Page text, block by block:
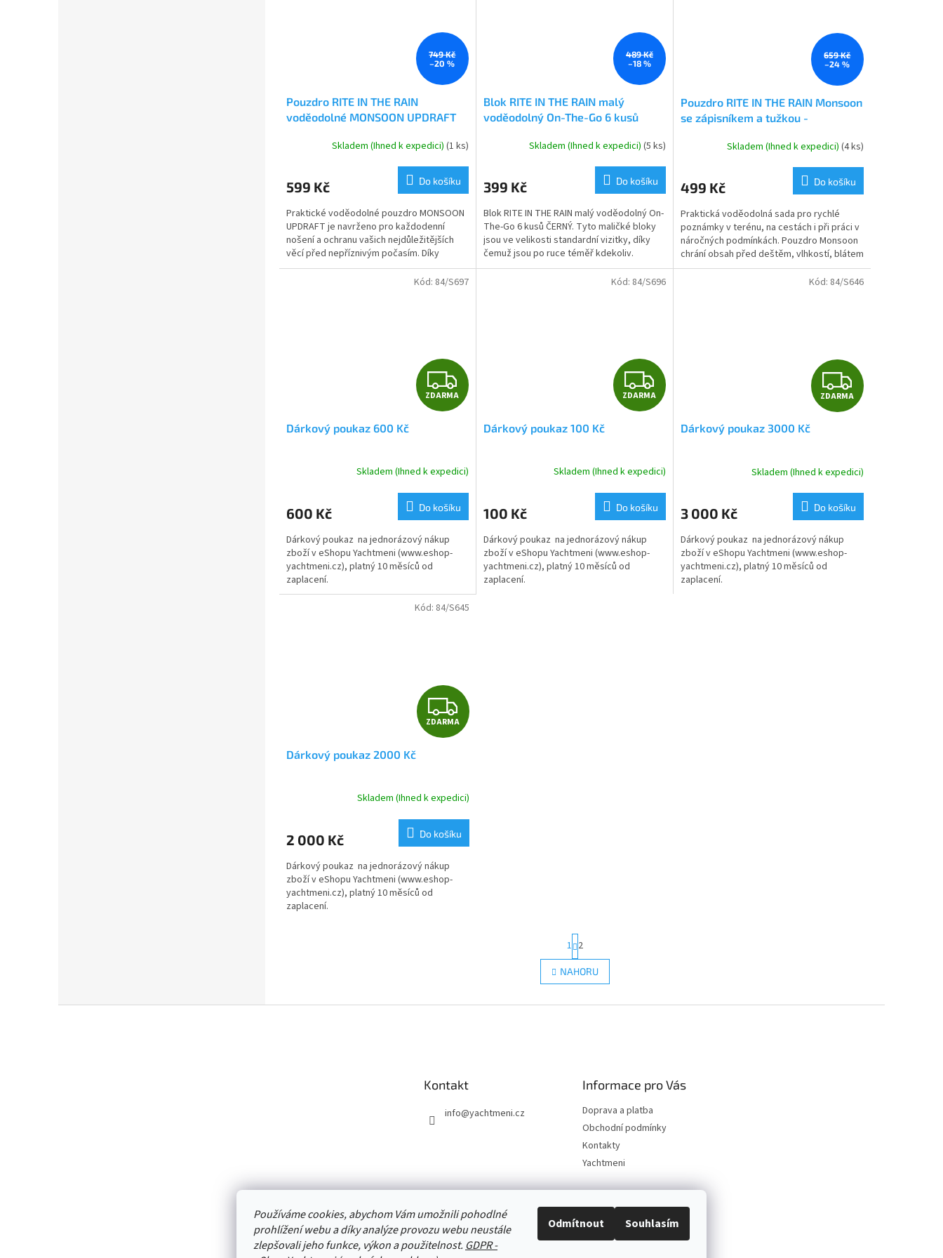
Používáme cookies, abychom Vám umožnili pohodlné
prohlížení webu a díky analýze provozu webu neustále
zlepšovali jeho funkce, výkon a použitelnost. GDPR -
Odmítnout Souhlasím
749 Kč
–20 %
Pouzdro RITE IN THE RAIN
voděodolné MONSOON UPDRAFT
Skladem (Ihned k expedici) (1 ks)
599 Kč Do košíku
Praktické voděodolné pouzdro MONSOON
UPDRAFT je navrženo pro každodenní
nošení a ochranu vašich nejdůležitějších
věcí před nepříznivým počasím. Díky
kompaktním rozměrům pojme...
489 Kč
–18 %
Blok RITE IN THE RAIN malý
voděodolný On-The-Go 6 kusů
Skladem (Ihned k expedici) (5 ks)
399 Kč Do košíku
Blok RITE IN THE RAIN malý voděodolný On-
The-Go 6 kusů ČERNÝ. Tyto maličké bloky
jsou ve velikosti standardní vizitky, díky
čemuž jsou po ruce téměř kdekoliv.
Vhpodný do...
659 Kč
–24 %
Pouzdro RITE IN THE RAIN Monsoon
se zápisníkem a tužkou -
Skladem (Ihned k expedici) (4 ks)
499 Kč Do košíku
Praktická voděodolná sada pro rychlé
poznámky v terénu, na cestách i při práci v
náročných podmínkách. Pouzdro Monsoon
chrání obsah před deštěm, vlhkostí, blátem
i nepříznivým...
Z
D
R
M
A
ZDARMA
Dárkový poukaz 600 Kč
Skladem (Ihned k expedici)
600 Kč Do košíku
Dárkový poukaz na jednorázový nákup
zboží v eShopu Yachtmeni (www.eshop-
yachtmeni.cz), platný 10 měsíců od
zaplacení.
Kód: 84/S697
Z
D
R
M
A
ZDARMA
Dárkový poukaz 100 Kč
Skladem (Ihned k expedici)
100 Kč Do košíku
Dárkový poukaz na jednorázový nákup
zboží v eShopu Yachtmeni (www.eshop-
yachtmeni.cz), platný 10 měsíců od
zaplacení.
Kód: 84/S696
Z
D
R
M
A
ZDARMA
Dárkový poukaz 3000 Kč
Skladem (Ihned k expedici)
3 000 Kč Do košíku
Dárkový poukaz na jednorázový nákup
zboží v eShopu Yachtmeni (www.eshop-
yachtmeni.cz), platný 10 měsíců od
zaplacení.
Kód: 84/S646
Z
D
R
M
A
ZDARMA
Dárkový poukaz 2000 Kč
Skladem (Ihned k expedici)
2 000 Kč Do košíku
Dárkový poukaz na jednorázový nákup
zboží v eShopu Yachtmeni (www.eshop-
yachtmeni.cz), platný 10 měsíců od
zaplacení.
Kód: 84/S645
O
v
á
s
u
S
t
r
á
n
1 2
NAHORU
Kontakt
info@yachtmeni.cz
Informace pro Vás
Doprava a platba
Obchodní podmínky
Kontakty
Yachtmeni
Zboží.cz Heureka.cz Yachtmeni ComGate Payments, a.s.